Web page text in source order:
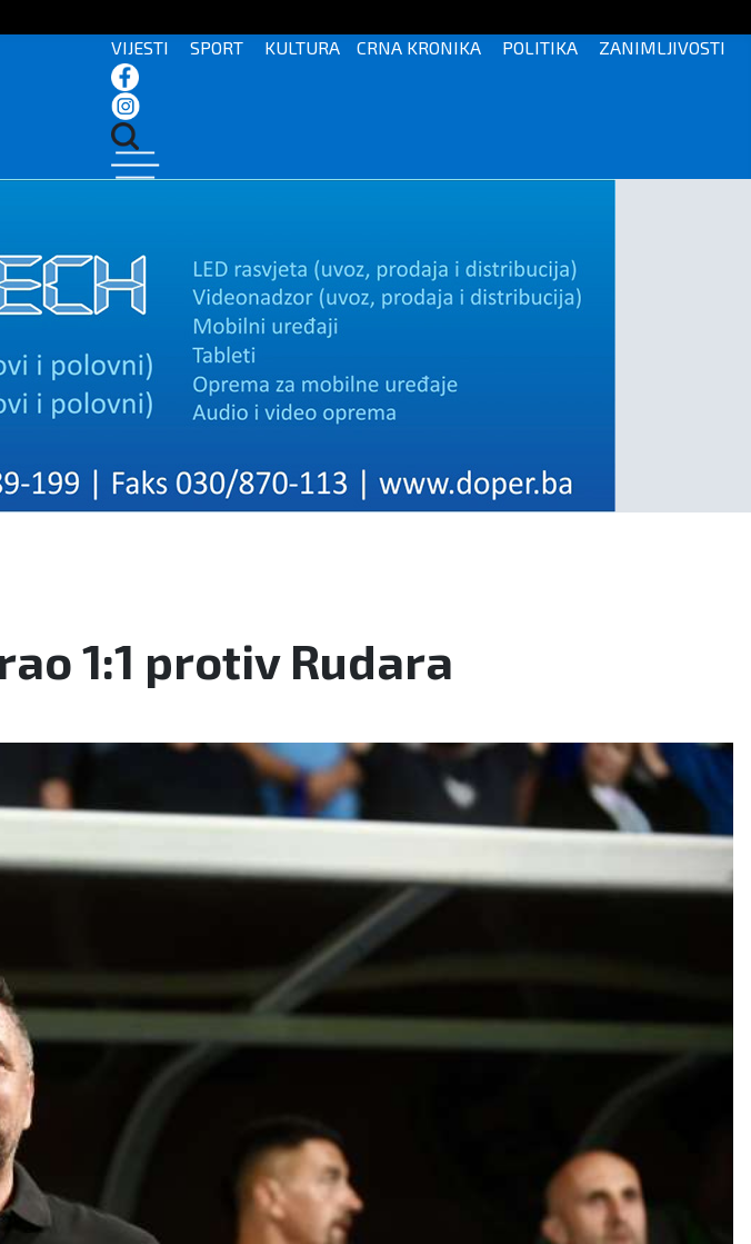
VIJESTI SPORT KULTURA CRNA KRONIKA POLITIKA ZANIMLJIVOSTI
1:1 protiv Rudara